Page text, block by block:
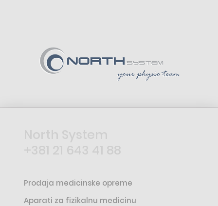
Prodaja medicinske opreme
Aparati za fizikalnu medicinu